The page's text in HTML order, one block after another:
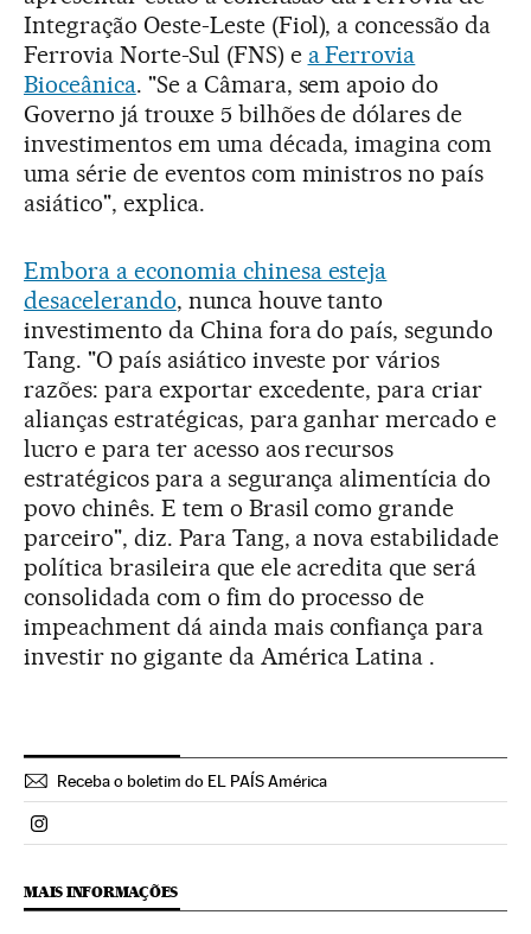
Integração Oeste-Leste (Fiol), a concessão da
Ferrovia Norte-Sul (FNS) e a Ferrovia
Bioceânica. "Se a Câmara, sem apoio do
Governo já trouxe 5 bilhões de dólares de
investimentos em uma década, imagina com
uma série de eventos com ministros no país
asiático", explica.
Embora a economia chinesa esteja
desacelerando, nunca houve tanto
investimento da China fora do país, segundo
Tang. "O país asiático investe por vários
razões: para exportar excedente, para criar
alianças estratégicas, para ganhar mercado e
lucro e para ter acesso aos recursos
estratégicos para a segurança alimentícia do
povo chinês. E tem o Brasil como grande
parceiro", diz. Para Tang, a nova estabilidade
política brasileira que ele acredita que será
consolidada com o fim do processo de
impeachment dá ainda mais confiança para
investir no gigante da América Latina .
Receba o boletim do EL PAÍS América
Politica El País Brasil en Instagram
MAIS INFORMAÇÕES